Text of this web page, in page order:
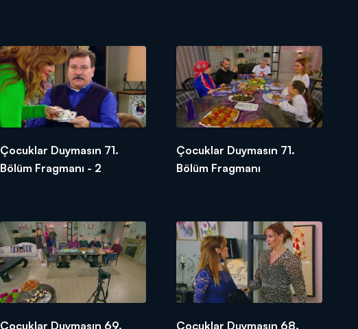
Çocuklar Duymasın 71.
Bölüm Fragmanı - 2
Çocuklar Duymasın 71.
Bölüm Fragmanı
Çocuklar Duymasın 69.
Çocuklar Duymasın 68.